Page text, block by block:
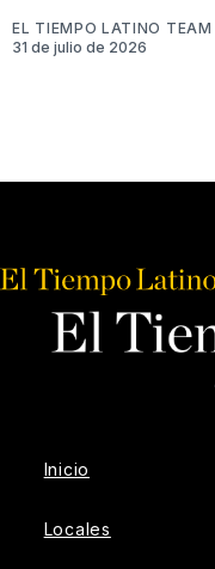
EL TIEMPO LATINO TEAM
31 de julio de 2026
Inicio
Locales